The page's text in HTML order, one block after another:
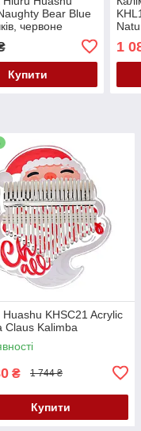
Bear Blue
червоне
Купити
1
Huashu KHSC21 Acrylic
Claus Kalimba
₴ 1 744 ₴
Купити